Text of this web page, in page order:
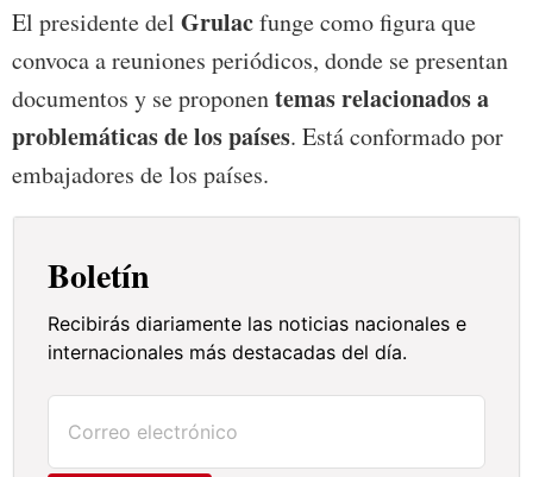
El presidente del Grulacfunge como figura que
convoca a reuniones periódicos, donde se presentan
documentos y se proponentemas relacionados a
problemáticas de los países. Está conformado por
embajadores de los países.
Boletín
Recibirás diariamente las noticias nacionales e
internacionales más destacadas del día.